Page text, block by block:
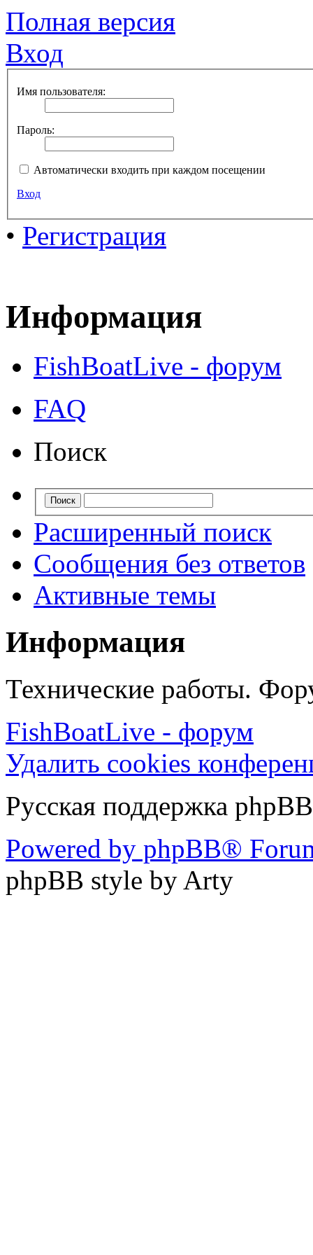
Полная версия
Вход
Имя пользователя:
Пароль:
Автоматически входить при каждом посещении
Вход
• Регистрация
Информация
FishBoatLive - форум
FAQ
Поиск
Расширенный поиск
Сообщения без ответов
Активные темы
Информация
Технические работы.
FishBoatLive - форум
Удалить cookies
Русская поддержка phpBB
Powered by phpBB®
phpBB style by Arty